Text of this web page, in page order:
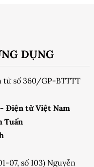
DỤNG
tử số 360/GP-BTTTT
Điện tử Việt Nam
Tuấn
07, số 103) Nguyễn